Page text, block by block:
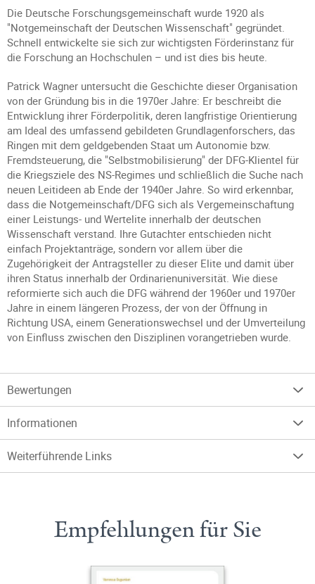
Die Deutsche Forschungsgemeinschaft wurde 1920 als
"Notgemeinschaft der Deutschen Wissenschaft" gegründet.
Schnell entwickelte sie sich zur wichtigsten Förderinstanz für
die Forschung an Hochschulen – und ist dies bis heute.
Patrick Wagner untersucht die Geschichte dieser Organisation
von der Gründung bis in die 1970er Jahre: Er beschreibt die
Entwicklung ihrer Förderpolitik, deren langfristige Orientierung
am Ideal des umfassend gebildeten Grundlagenforschers, das
Ringen mit dem geldgebenden Staat um Autonomie bzw.
Fremdsteuerung, die "Selbstmobilisierung" der DFG-Klientel für
die Kriegsziele des NS-Regimes und schließlich die Suche nach
neuen Leitideen ab Ende der 1940er Jahre. So wird erkennbar,
dass die Notgemeinschaft/DFG sich als Vergemeinschaftung
einer Leistungs- und Wertelite innerhalb der deutschen
Wissenschaft verstand. Ihre Gutachter entschieden nicht
einfach Projektanträge, sondern vor allem über die
Zugehörigkeit der Antragsteller zu dieser Elite und damit über
ihren Status innerhalb der Ordinarienuniversität. Wie diese
reformierte sich auch die DFG während der 1960er und 1970er
Jahre in einem längeren Prozess, der von der Öffnung in
Richtung USA, einem Generationswechsel und der Umverteilung
von Einfluss zwischen den Disziplinen vorangetrieben wurde.
Bewertungen
Informationen
Weiterführende Links
Empfehlungen für Sie